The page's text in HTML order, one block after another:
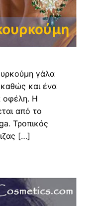
γάλα
καθώς και ένα
οφέλη. Η
από το
Τροπικός
[…]